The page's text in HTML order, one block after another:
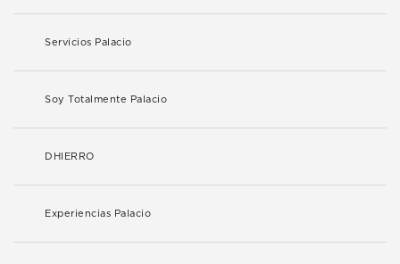
Servicios Palacio
Soy Totalmente Palacio
DHIERRO
Experiencias Palacio